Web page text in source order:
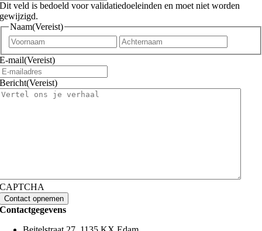
Dit veld is bedoeld voor validatiedoeleinden en moet niet worden
gewijzigd.
Naam(Vereist)
Voornaam
E-mail(Vereist)
Bericht(Vereist)
CAPTCHA
Contactgegevens